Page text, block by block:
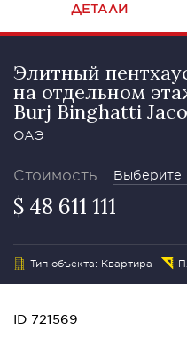
ДЕТАЛИ
Элитный
на отдельном
Burj Binghatti
ОАЭ
Стоимость Выберите
$ 48 611 111
Тип объекта: Квартира
ID 721569